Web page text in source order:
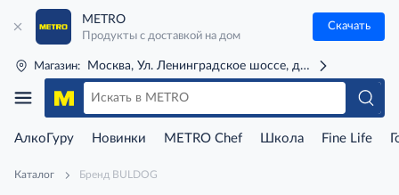
METRO
Продукты с доставкой на дом
Скачать
Магазин: Москва, Ул. Ленинградское шоссе, д. 71Г (м. Речной
АлкоГуру Новинки METRO Chef Школа Fine Life
Каталог Бренд BULDOG